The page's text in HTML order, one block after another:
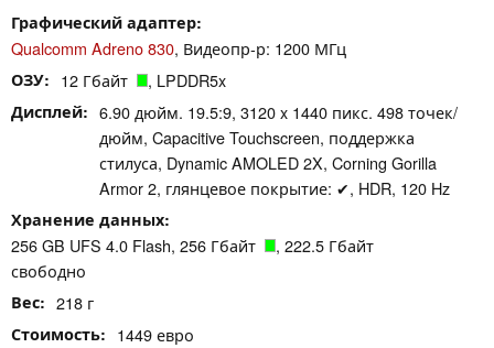
Графический адаптер
Qualcomm Adreno 830, Видеопр-р: 1200 МГц
ОЗУ 12 Гбайт , LPDDR5x
Дисплей
6.90 дюйм. 19.5:9, 3120 x 1440 пикс. 498 точек/
дюйм, Capacitive Touchscreen, поддержка
стилуса, Dynamic AMOLED 2X, Corning Gorilla
Armor 2, глянцевое покрытие: ✔, HDR, 120 Hz
Хранение данных
256 GB UFS 4.0 Flash, 256 Гбайт
, 222.5 Гбайт
свободно
Вес 218 г
Стоимость 1449 евро